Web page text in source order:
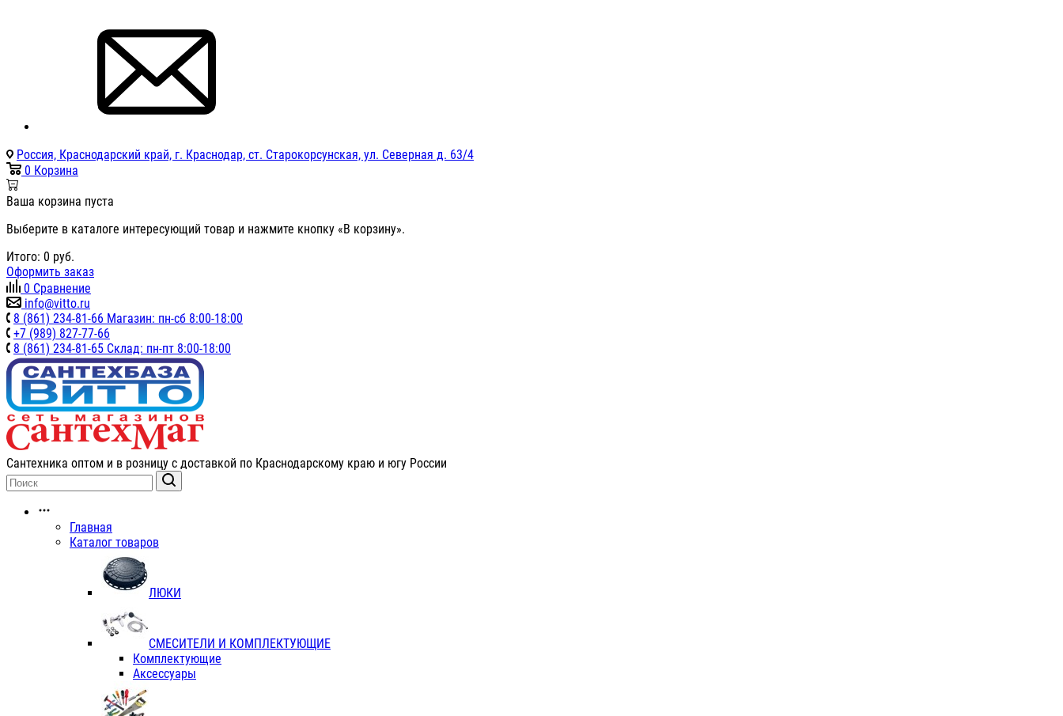
Россия, Краснодарский край, г. Краснодар, ст. Старокорсунская, ул. Северная д. 63/4
0 Корзина
Ваша корзина пуста
Выберите в каталоге интересующий товар и нажмите кнопку «В корзину».
Итого: 0 руб.
Оформить заказ
0 Сравнение
info@vitto.ru
8 (861) 234-81-66 Магазин: пн-сб 8:00-18:00
+7 (989) 827-77-66
8 (861) 234-81-65 Склад: пн-пт 8:00-18:00
Сантехника оптом и в розницу с доставкой по Краснодарскому краю и югу России
Главная
Каталог товаров
ЛЮКИ
СМЕСИТЕЛИ И КОМПЛЕКТУЮЩИЕ
Комплектующие
Аксессуары